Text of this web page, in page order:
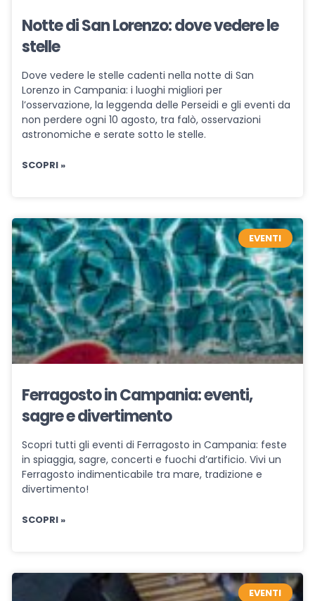
Notte di San Lorenzo: dove vedere le
stelle
Dove vedere le stelle cadenti nella notte di San
Lorenzo in Campania: i luoghi migliori per
l’osservazione, la leggenda delle Perseidi e gli eventi da
non perdere ogni 10 agosto, tra falò, osservazioni
astronomiche e serate sotto le stelle.
SCOPRI »
EVENTI
Ferragosto in Campania: eventi,
sagre e divertimento
Scopri tutti gli eventi di Ferragosto in Campania: feste
in spiaggia, sagre, concerti e fuochi d’artificio. Vivi un
Ferragosto indimenticabile tra mare, tradizione e
divertimento!
SCOPRI »
EVENTI